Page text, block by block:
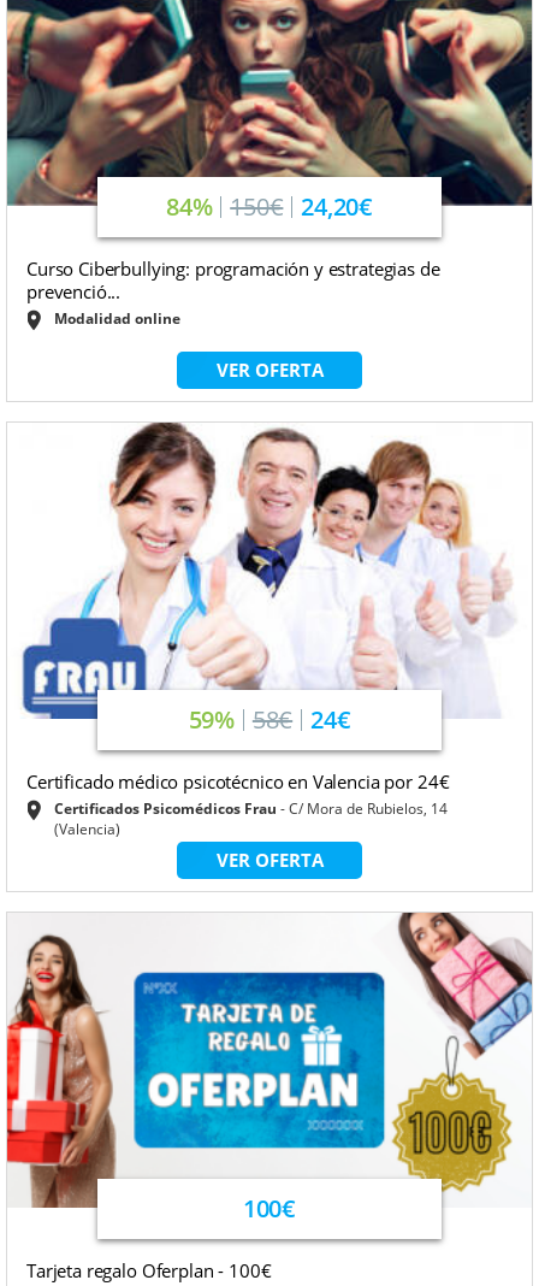
84% 150€ 24,20€
Curso Ciberbullying: programación y estrategias de
prevenció...
Modalidad online
VER OFERTA
59% 58€ 24€
Certificado médico psicotécnico en Valencia por 24€
Certificados Psicomédicos Frau
C/ Mora de Rubielos, 14
(Valencia)
VER OFERTA
100€
Tarjeta regalo Oferplan - 100€